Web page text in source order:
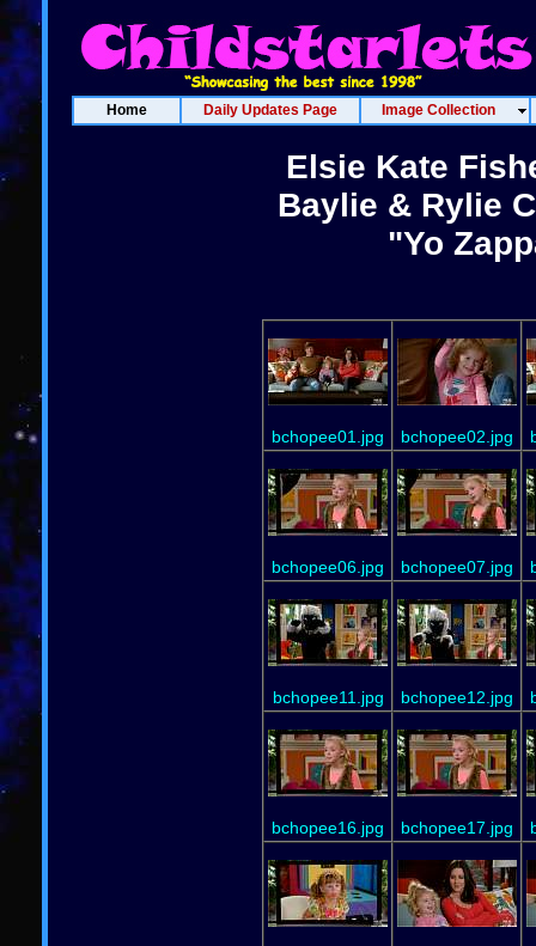
Home Daily Updates Page Image Collection
Elsie Kate
Baylie & Rylie
"Yo
bchopee01.jpg bchopee02.jpg
bchopee06.jpg bchopee07.jpg
bchopee11.jpg bchopee12.jpg
bchopee16.jpg bchopee17.jpg